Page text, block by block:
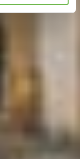
en te klikken
u er ook mee in
in
lit. a DSGVO. De
beoordeeld
voor controle-
instellen"